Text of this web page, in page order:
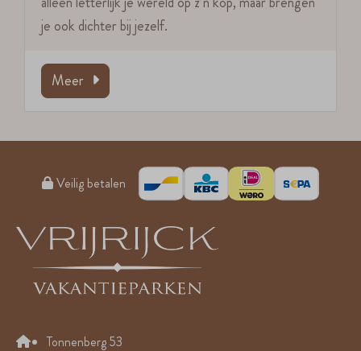
je ook dichter bij jezelf.
Meer
Veilig betalen
Tonnenberg 53